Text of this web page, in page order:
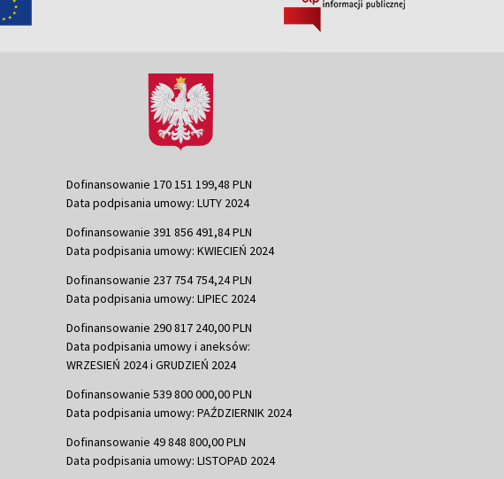
Dofinansowanie 170 151 199,48 PLN
Data podpisania umowy: LUTY 2024
Dofinansowanie 391 856 491,84 PLN
Data podpisania umowy: KWIECIEŃ 2024
Dofinansowanie 237 754 754,24 PLN
Data podpisania umowy: LIPIEC 2024
Dofinansowanie 290 817 240,00 PLN
Data podpisania umowy i aneksów:
WRZESIEŃ 2024 i GRUDZIEŃ 2024
Dofinansowanie 539 800 000,00 PLN
Data podpisania umowy: PAŹDZIERNIK 2024
Dofinansowanie 49 848 800,00 PLN
Data podpisania umowy: LISTOPAD 2024